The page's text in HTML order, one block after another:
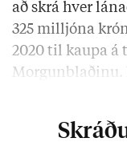
að skrá hver
325 milljóna
2020 til kaupa á
Morgunblaðinu.